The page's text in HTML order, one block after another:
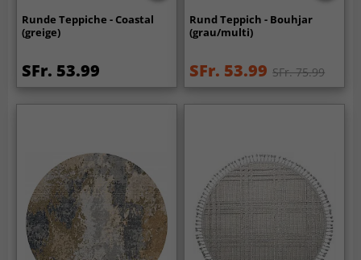
Runde Teppiche - Coastal
(greige)
SFr. 53.99
Rund Teppich - Bouhjar
(grau/multi)
SFr. 53.99 SFr. 75.99